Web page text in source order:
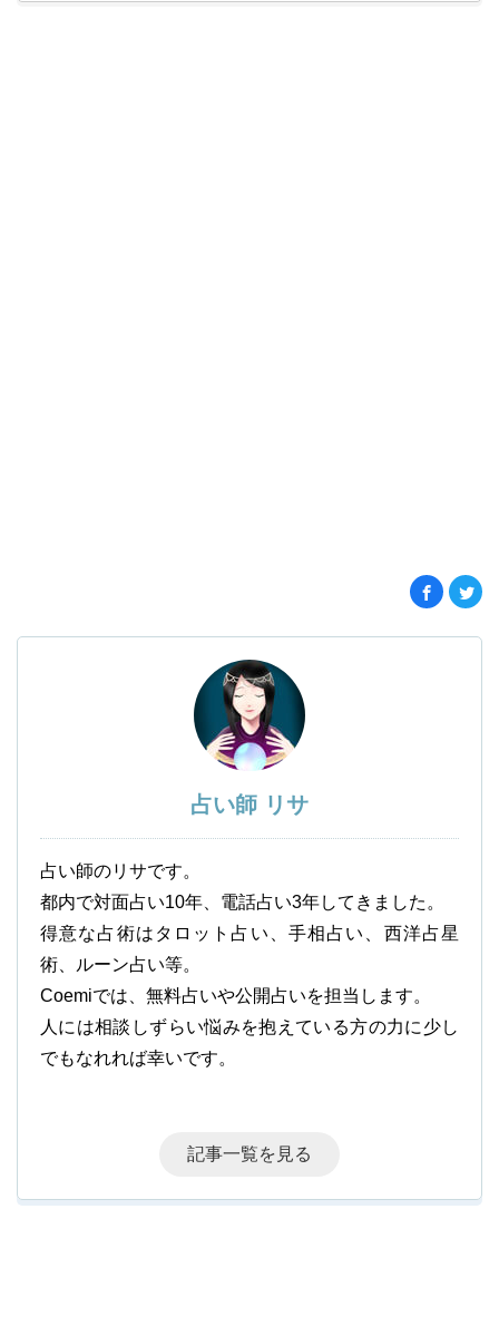
占い師 リサ
占い師のリサです。
都内で対面占い10年、電話占い3年してきました。
得意な占術はタロット占い、手相占い、西洋占星
術、ルーン占い等。
Coemiでは、無料占いや公開占いを担当します。
人には相談しずらい悩みを抱えている方の力に少し
でもなれれば幸いです。
記事一覧を見る